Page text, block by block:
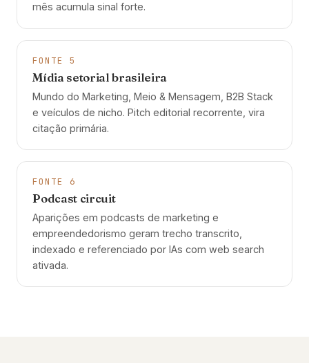
mês acumula sinal forte.
FONTE 5
Mídia setorial brasileira
Mundo do Marketing, Meio & Mensagem, B2B Stack
e veículos de nicho. Pitch editorial recorrente, vira
citação primária.
FONTE 6
Podcast circuit
Aparições em podcasts de marketing e
empreendedorismo geram trecho transcrito,
indexado e referenciado por IAs com web search
ativada.